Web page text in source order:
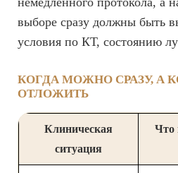
выборе сразу должны быть
условия по КТ, состоянию
КОГДА МОЖНО СРАЗУ, А
ОТЛОЖИТЬ
Клиническая
ситуация
Что